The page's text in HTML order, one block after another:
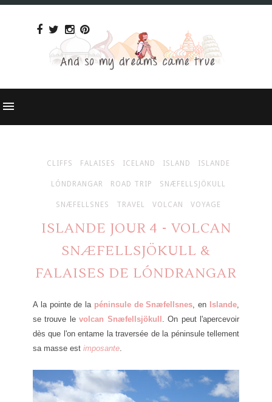
CLIFFS FALAISES ICELAND ISLAND ISLANDE
LÓNDRANGAR ROAD TRIP SNÆFELLSJÖKULL
SNÆFELLSNES TRAVEL VOLCAN VOYAGE
ISLANDE JOUR 4 - VOLCAN
SNÆFELLSJÖKULL &
FALAISES DE LÓNDRANGAR
A la pointe de la péninsule de Snæfellsnes, en Islande,
se trouve levolcan Snæfellsjökull . On peut l'apercevoir
dès que l'on entame la traversée de la péninsule tellement
sa masse est imposante.